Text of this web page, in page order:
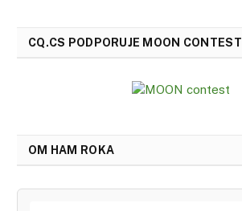
CQ.CS PODPORUJE MOON CONTEST
OM HAM ROKA